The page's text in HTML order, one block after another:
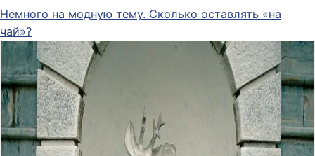
Немного на модную тему. Сколько оставлять «на
чай»?